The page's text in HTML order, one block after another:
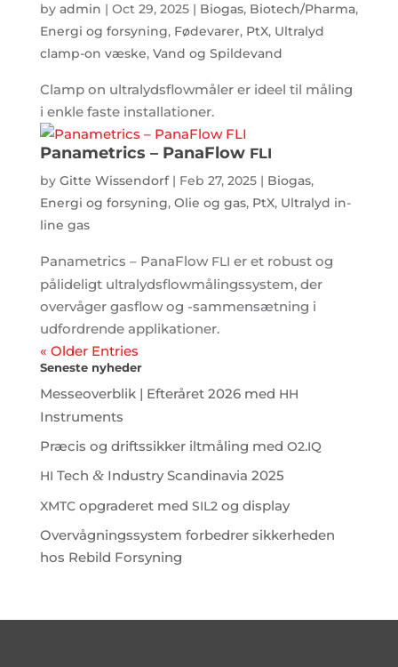
by admin | Oct 29, 2025| Biogas, Biotech/Pharma,
Energi og forsyning, Fødevarer, PtX, Ultralyd
clamp-on væske, Vand og Spildevand
Clamp on ultralydsflowmåler er ideel til måling
i enkle faste installationer.
Panametrics – PanaFlow FLI
by Gitte Wissendorf| Feb 27, 2025| Biogas,
Energi og forsyning, Olie og gas, PtX, Ultralyd in-
line gas
Panametrics – PanaFlow FLI er et robust og
pålideligt ultralydsflowmålingssystem, der
overvåger gasflow og -sammensætning i
udfordrende applikationer.
« Older Entries
Seneste nyheder
Messeoverblik | Efteråret 2026 med HH
Instruments
Præcis og driftssikker iltmåling med O2.IQ
HI Tech &Industry Scandinavia 2025
XMTCopgraderet med SIL2 og display
Overvågningssystem forbedrer sikkerheden
hos Rebild Forsyning